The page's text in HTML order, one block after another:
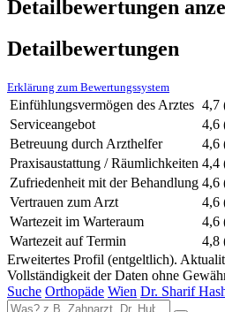
Detailbewertungen
Detailbewertungen
Erklärung zum Bewertungssystem
Einfühlungsvermögen des Arztes 4,7
Serviceangebot
4,6
Betreuung durch Arzthelfer
4,6
Praxisaustattung / Räumlichkeiten 4,4
Zufriedenheit mit der Behandlung 4,6
Vertrauen zum Arzt
4,6
Wartezeit im Warteraum
4,6
Wartezeit auf Termin
4,8
Erweitertes Profil (entgeltlich).
Vollständigkeit der Daten ohne
Suche Orthopäde Wien Dr. Sharif